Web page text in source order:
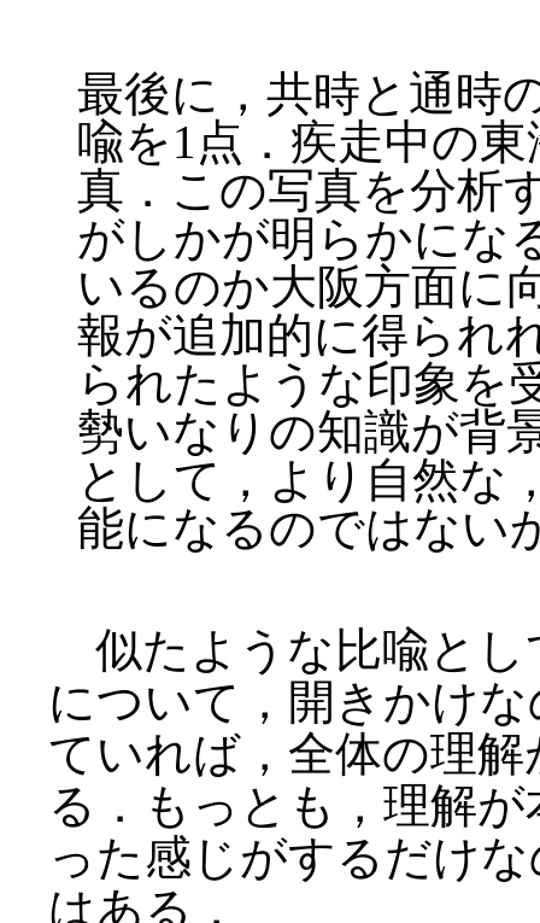
最後に，共時と通時
喩を1点．疾走中の
真．この写真を分析
がしかが明らかにな
いるのか大阪方面に
報が追加的に得られ
られたような印象を
勢いなりの知識が背
として，より自然な
能になるのではない
似たような比喩とし
について，開きかけ
ていれば，全体の理
る．もっとも，理解
った感じがするだけ
はある．